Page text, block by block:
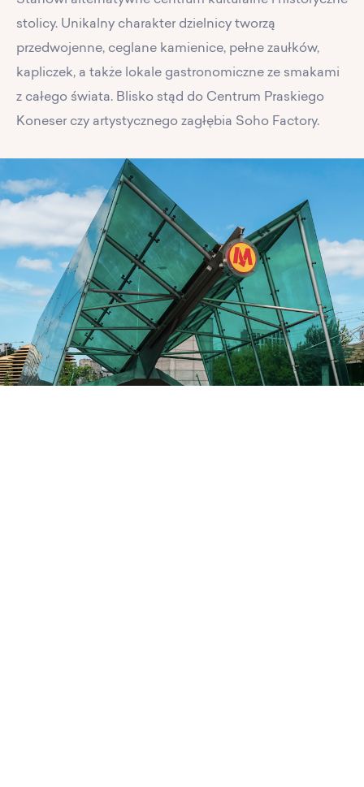
PL
stolicy. Unikalny charakter dzielnicy tworzą
przedwojenne, ceglane kamienice, pełne zaułków,
kapliczek, a także lokale gastronomiczne ze smakami
z całego świata. Blisko stąd do Centrum Praskiego
Koneser czy artystycznego zagłębia Soho Factory.